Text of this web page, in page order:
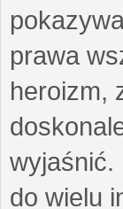
prawa
heroizm,
wyjaśnić.
do wielu